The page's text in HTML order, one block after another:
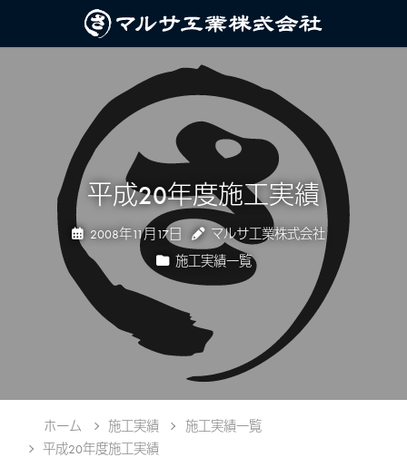
平成20年度施工実績
2008年11月17日
マルサ工業株式会社
施工実績一覧
ホーム 施工実績
施工実績一覧
平成20年度施工実績